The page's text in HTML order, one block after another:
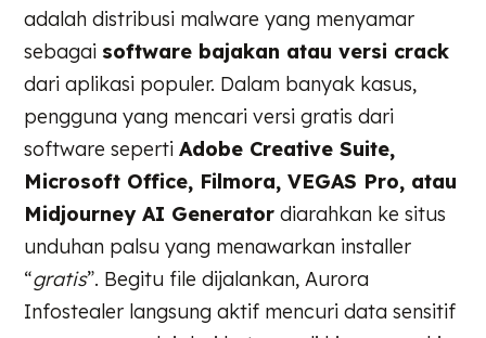
adalah distribusi malware yang menyamar
sebagai software bajakan atau versi crack
dari aplikasi populer. Dalam banyak kasus,
pengguna yang mencari versi gratis dari
software sepertiAdobe Creative Suite,
Microsoft Office, Filmora, VEGAS Pro, atau
Midjourney AI Generator diarahkan ke situs
unduhan palsu yang menawarkan installer
“gratis”. Begitu file dijalankan, Aurora
Infostealer langsung aktif mencuri data sensitif